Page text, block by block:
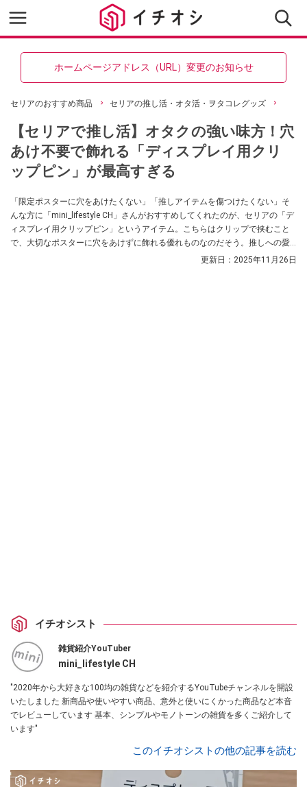
ホームページアドレス（URL）変更のお知らせ
セリアのおすすめ商品 セリアの推し活・オタ活・ヲタコレグッズ
【セリアで推し活】オタクの強い味方！穴
あけ不要で飾れる「ディスプレイ用クリ
ップピン」が最高すぎる
「限定ポスターに穴をあけたくない」「推しアイテムを傷つけたくない」そ
んな方に「mini_lifestyle CH」さんがおすすめしてくれたのが、セリアの「デ
ィスプレイ用クリップピン」というアイテム。こちらはクリップで挟むこと
で、大切なポスターに穴をあけずに飾れる優れものなのだそう。推しへの愛
が溢れるなら、穴あけゼロで飾れるセリアのクリップピンをぜひお試しくだ
更新日： 2025年11月26日
イチオシスト
雑貨紹介YouTuber
mini_lifestyle CH
"2020年から大好きな100均の雑貨などを紹介するYouTubeチャンネルを開設
いたしました 新商品や使いやすい商品、意外と使いにくかった商品など本音
でレビューしています 基本、シンプルやモノトーンの雑貨を多くご紹介して
います"
このイチオシストの他の記事を読む